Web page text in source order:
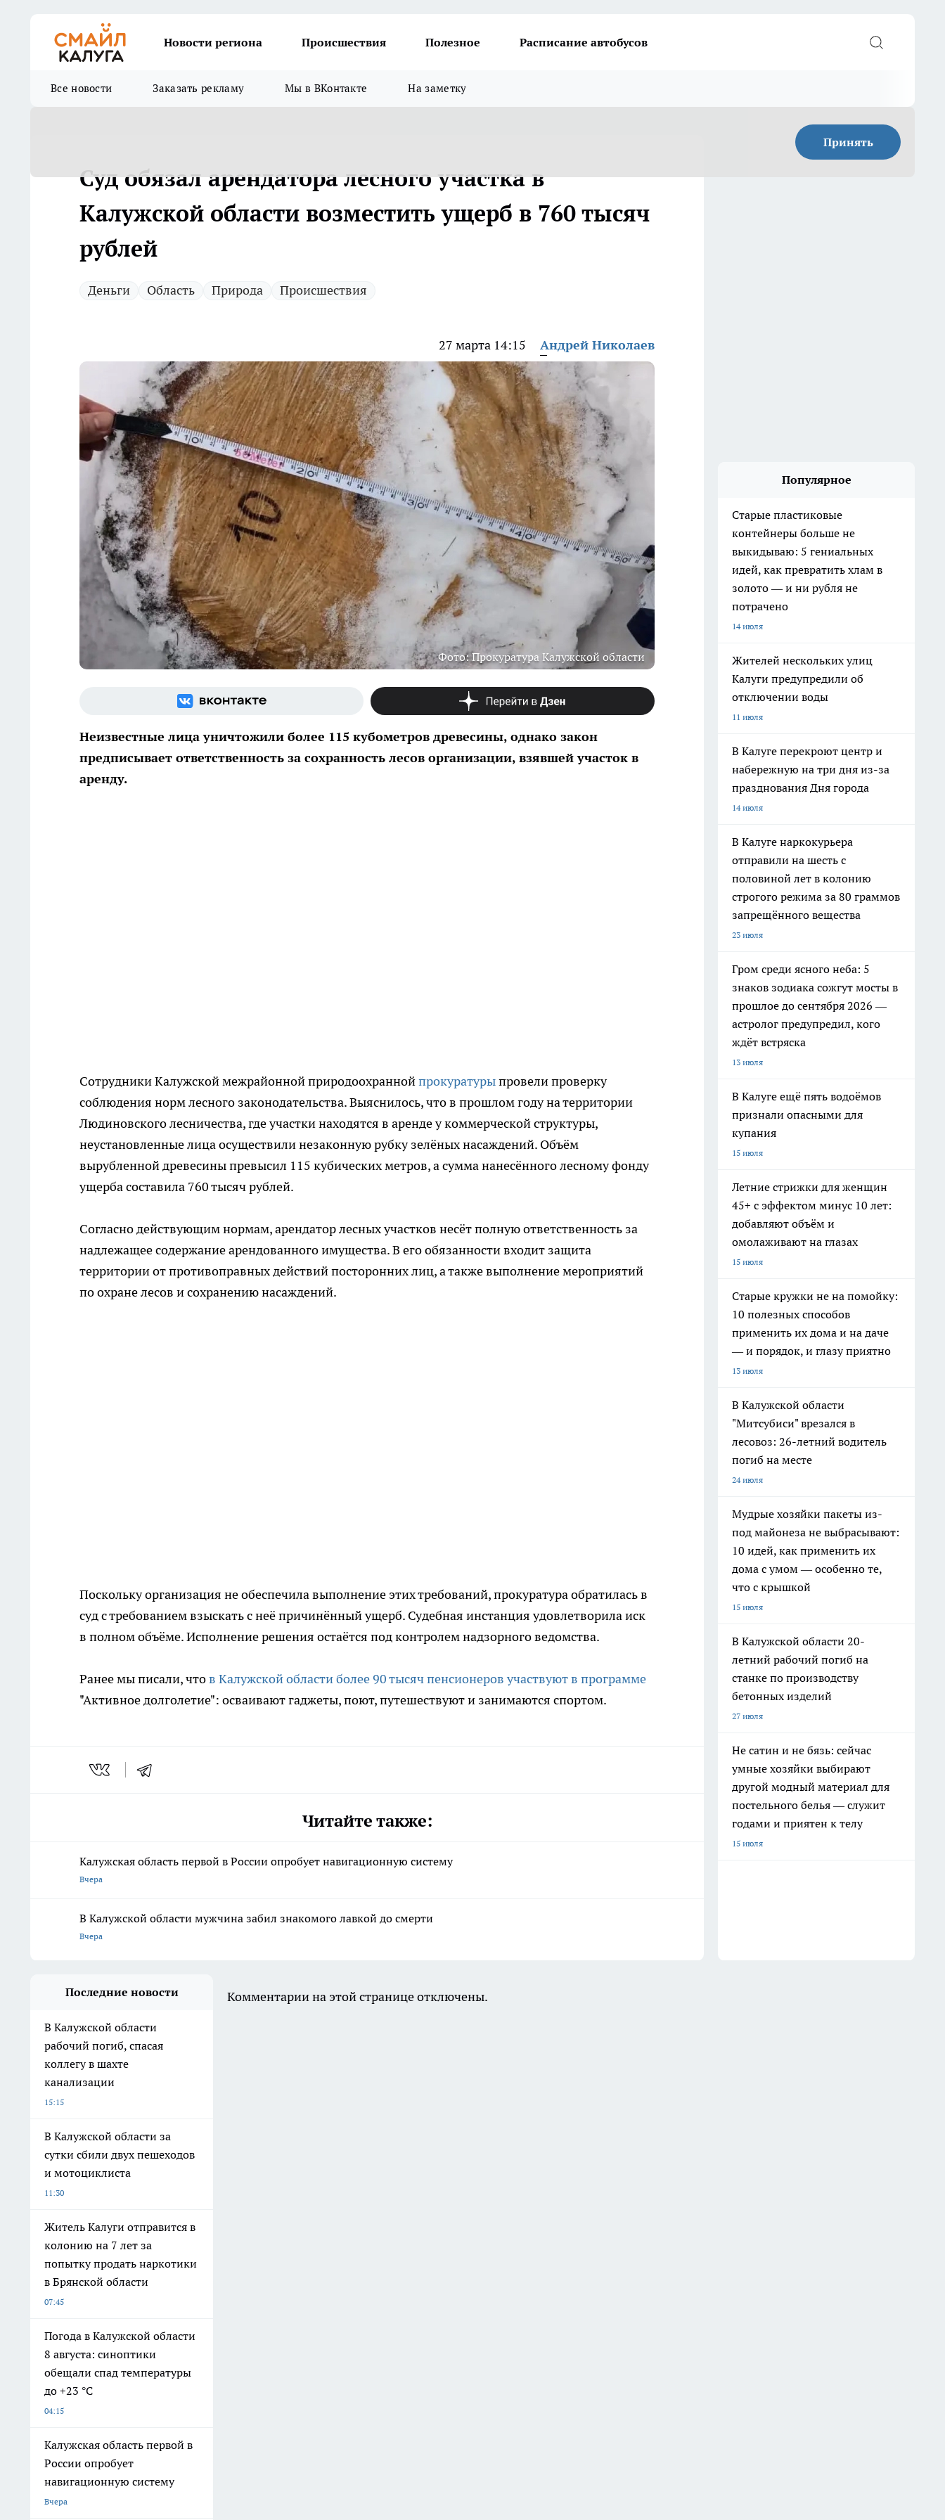
Новости региона Происшествия Полезное Расписание автобусов
Все новости Заказать рекламу Мы в ВКонтакте На заметку
Принять
Суд обязал арендатора лесного участка в
Калужской области возместить ущерб в 760 тысяч
рублей
Деньги Область Природа Происшествия
27 марта 14:15 Андрей Николаев
Фото: Прокуратура Калужской области
Неизвестные лица уничтожили более 115 кубометров древесины, однако закон
предписывает ответственность за сохранность лесов организации, взявшей участок в
аренду.
Сотрудники Калужской межрайонной природоохраннойпрокуратурыпровели проверку
соблюдения норм лесного законодательства. Выяснилось, что в прошлом году на территории
Людиновского лесничества, где участки находятся в аренде у коммерческой структуры,
неустановленные лица осуществили незаконную рубку зелёных насаждений. Объём
вырубленной древесины превысил 115 кубических метров, а сумма нанесённого лесному фонду
ущерба составила 760 тысяч рублей.
Согласно действующим нормам, арендатор лесных участков несёт полную ответственность за
надлежащее содержание арендованного имущества. В его обязанности входит защита
территории от противоправных действий посторонних лиц, а также выполнение мероприятий
по охране лесов и сохранению насаждений.
Поскольку организация не обеспечила выполнение этих требований, прокуратура обратилась в
суд с требованием взыскать с неё причинённый ущерб. Судебная инстанция удовлетворила иск
в полном объёме. Исполнение решения остаётся под контролем надзорного ведомства.
Ранее мы писали, чтов Калужской области более 90 тысяч пенсионеров участвуют в программе
"Активное долголетие": осваивают гаджеты, поют, путешествуют и занимаются спортом.
Читайте также:
Калужская область первой в России опробует навигационную систему
Вчера
В Калужской области мужчина забил знакомого лавкой до смерти
Вчера
Популярное
Старые пластиковые
контейнеры больше не
выкидываю: 5 гениальных
идей, как превратить хлам в
золото — и ни рубля не
потрачено
14 июля
Жителей нескольких улиц
Калуги предупредили об
отключении воды
11 июля
В Калуге перекроют центр и
набережную на три дня из-за
празднования Дня города
14 июля
В Калуге наркокурьера
отправили на шесть с
половиной лет в колонию
строгого режима за 80 граммов
запрещённого вещества
23 июля
Гром среди ясного неба: 5
знаков зодиака сожгут мосты в
прошлое до сентября 2026 —
астролог предупредил, кого
ждёт встряска
13 июля
В Калуге ещё пять водоёмов
признали опасными для
купания
15 июля
Летние стрижки для женщин
45+ с эффектом минус 10 лет:
добавляют объём и
омолаживают на глазах
15 июля
Старые кружки не на помойку:
10 полезных способов
применить их дома и на даче
— и порядок, и глазу приятно
13 июля
В Калужской области
"Митсубиси" врезался в
лесовоз: 26-летний водитель
погиб на месте
24 июля
Мудрые хозяйки пакеты из-
под майонеза не выбрасывают:
10 идей, как применить их
дома с умом — особенно те,
что с крышкой
15 июля
В Калужской области 20-
летний рабочий погиб на
станке по производству
бетонных изделий
27 июля
Не сатин и не бязь: сейчас
умные хозяйки выбирают
другой модный материал для
постельного белья — служит
годами и приятен к телу
15 июля
Последние новости
В Калужской области
рабочий погиб, спасая
коллегу в шахте
канализации
15:15
В Калужской области за
сутки сбили двух пешеходов
и мотоциклиста
11:30
Житель Калуги отправится в
колонию на 7 лет за
попытку продать наркотики
в Брянской области
07:45
Погода в Калужской области
8 августа: синоптики
обещали спад температуры
до +23 °C
04:15
Калужская область первой в
России опробует
навигационную систему
Вчера
Комментарии на этой странице отключены.